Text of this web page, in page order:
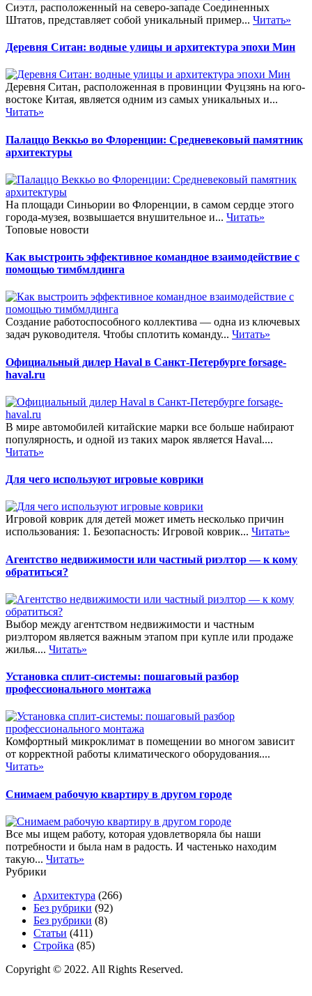
Сиэтл, расположенный на северо-западе Соединенных
Штатов, представляет собой уникальный пример... Читать»
Деревня Ситан: водные улицы и архитектура эпохи Мин
Деревня Ситан, расположенная в провинции Фуцзянь на юго-
востоке Китая, является одним из самых уникальных и...
Читать»
Палаццо Веккьо во Флоренции: Средневековый памятник
архитектуры
На площади Синьории во Флоренции, в самом сердце этого
города-музея, возвышается внушительное и... Читать»
Топовые новости
Как выстроить эффективное командное взаимодействие с
помощью тимбмлдинга
Создание работоспособного коллектива — одна из ключевых
задач руководителя. Чтобы сплотить команду... Читать»
Официальный дилер Haval в Санкт-Петербурге forsage-
haval.ru
В мире автомобилей китайские марки все больше набирают
популярность, и одной из таких марок является Haval....
Читать»
Для чего используют игровые коврики
Игровой коврик для детей может иметь несколько причин
использования: 1. Безопасность: Игровой коврик... Читать»
Агентство недвижимости или частный риэлтор — к кому
обратиться?
Выбор между агентством недвижимости и частным
риэлтором является важным этапом при купле или продаже
жилья.... Читать»
Установка сплит-системы: пошаговый разбор
профессионального монтажа
Комфортный микроклимат в помещении во многом зависит
от корректной работы климатического оборудования....
Читать»
Снимаем рабочую квартиру в другом городе
Все мы ищем работу, которая удовлетворяла бы наши
потребности и была нам в радость. И частенько находим
такую... Читать»
Рубрики
Архитектура (266)
Без рубрики (92)
Без рубрики (8)
Статьи (411)
Стройка (85)
Copyright © 2022. All Rights Reserved.